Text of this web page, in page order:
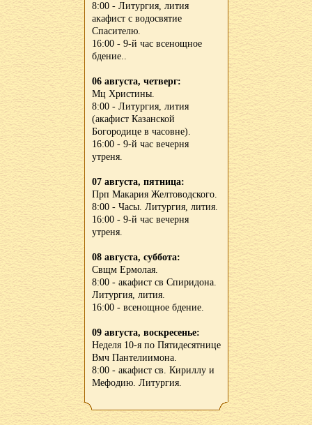
8:00 - Литургия, лития
акафист с водосвятие
Спасителю.
16:00 - 9-й час всенощное
бдение..
06 августа, четверг:
Мц Христины.
8:00 - Литургия, лития
(акафист Казанской
Богородице в часовне).
16:00 - 9-й час вечерня
утреня.
07 августа, пятница:
Прп Макария Желтоводского.
8:00 - Часы. Литургия, лития.
16:00 - 9-й час вечерня
утреня.
08 августа, суббота:
Свщм Ермолая.
8:00 - акафист св Спиридона.
Литургия, лития.
16:00 - всенощное бдение.
09 августа, воскресенье:
Неделя 10-я по Пятидесятнице
Вмч Пантелиимона.
8:00 - акафист св. Кириллу и
Мефодию. Литургия.